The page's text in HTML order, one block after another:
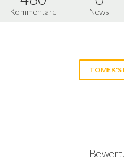
Kommentare News
TOMEK'S